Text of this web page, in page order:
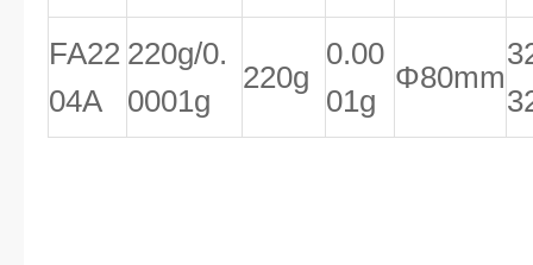
FA22
04A
220g/0.
0001g
220g
0.00
01g
Φ80mm